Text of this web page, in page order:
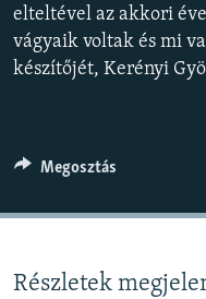
KÖVESSEN MINKET!
elteltével az akkori
vágyaik voltak és mi
készítőjét, Kerényi
Megosztás
Részletek